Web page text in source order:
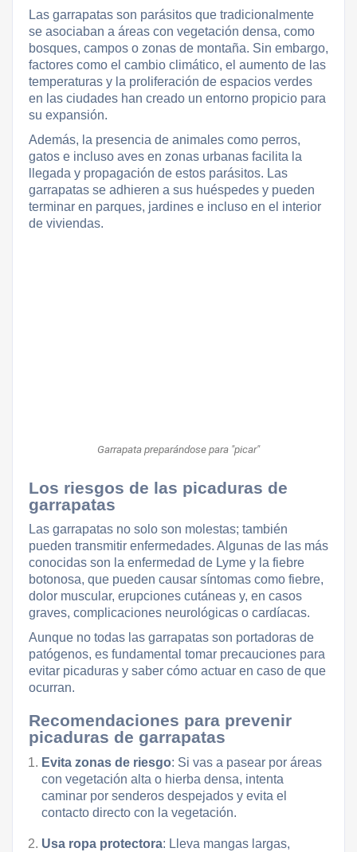
Las garrapatas son parásitos que tradicionalmente
se asociaban a áreas con vegetación densa, como
bosques, campos o zonas de montaña. Sin embargo,
factores como el cambio climático, el aumento de las
temperaturas y la proliferación de espacios verdes
en las ciudades han creado un entorno propicio para
su expansión.
Además, la presencia de animales como perros,
gatos e incluso aves en zonas urbanas facilita la
llegada y propagación de estos parásitos. Las
garrapatas se adhieren a sus huéspedes y pueden
terminar en parques, jardines e incluso en el interior
de viviendas.
Garrapata preparándose para "picar"
Los riesgos de las picaduras de
garrapatas
Las garrapatas no solo son molestas; también
pueden transmitir enfermedades. Algunas de las más
conocidas son la enfermedad de Lyme y la fiebre
botonosa, que pueden causar síntomas como fiebre,
dolor muscular, erupciones cutáneas y, en casos
graves, complicaciones neurológicas o cardíacas.
Aunque no todas las garrapatas son portadoras de
patógenos, es fundamental tomar precauciones para
evitar picaduras y saber cómo actuar en caso de que
ocurran.
Recomendaciones para prevenir
picaduras de garrapatas
Evita zonas de riesgo: Si vas a pasear por áreas
con vegetación alta o hierba densa, intenta
caminar por senderos despejados y evita el
contacto directo con la vegetación.
Usa ropa protectora: Lleva mangas largas,